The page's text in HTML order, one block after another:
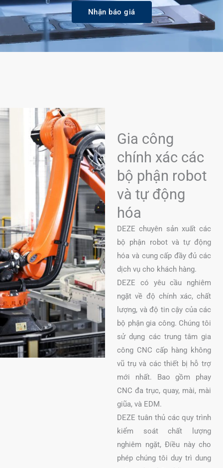
Nhận báo giá
Gia công
chính xác các
bộ phận robot
và tự động
hóa
DEZE chuyên sản xuất các
bộ phận robot và tự động
hóa và cung cấp đầy đủ các
dịch vụ cho khách hàng.
DEZE có yêu cầu nghiêm
ngặt về độ chính xác, chất
lượng, và độ tin cậy của các
bộ phận gia công. Chúng tôi
sử dụng các trung tâm gia
công CNC cấp hàng không
vũ trụ và các thiết bị hỗ trợ
mới nhất. Bao gồm phay
CNC đa trục, quay, mài, mài
giũa, và EDM.
DEZE tuân thủ các quy trình
kiểm soát chất lượng
nghiêm ngặt, Điều này cho
phép chúng tôi duy trì dung